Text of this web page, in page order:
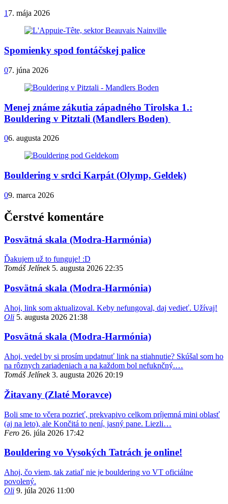
1 7. mája 2026
Spomienky spod fontáčskej palice
07. júna 2026
Menej známe zákutia západného Tirolska 1.:
Bouldering v Pitztali (Mandlers Boden)
06. augusta 2026
Bouldering v srdci Karpát (Olymp, Geldek)
09. marca 2026
Čerstvé komentáre
Posvätná skala (Modra-Harmónia)
Ďakujem už to funguje! :D
Tomáš Jelínek 5. augusta 2026 22:35
Posvätná skala (Modra-Harmónia)
Ahoj, link som aktualizoval. Keby nefungoval, daj vedieť. Užívaj!
Oli 5. augusta 2026 21:38
Posvätná skala (Modra-Harmónia)
Ahoj, vedel by si prosím updatnuť link na stiahnutie? Skúšal som ho
na rôznych zariadeniach a na každom bol nefuknčný.…
Tomáš Jelínek 3. augusta 2026 20:19
Žitavany (Zlaté Moravce)
Boli sme to včera pozrieť, prekvapivo celkom príjemná mini oblasť
(aj na leto), ale Končitá to není, jasný pane. Liezli…
Fero 26. júla 2026 17:42
Bouldering vo Vysokých Tatrách je online!
Ahoj, čo viem, tak zatiaľ nie je bouldering vo VT oficiálne
povolený.
Oli 9. júla 2026 11:00